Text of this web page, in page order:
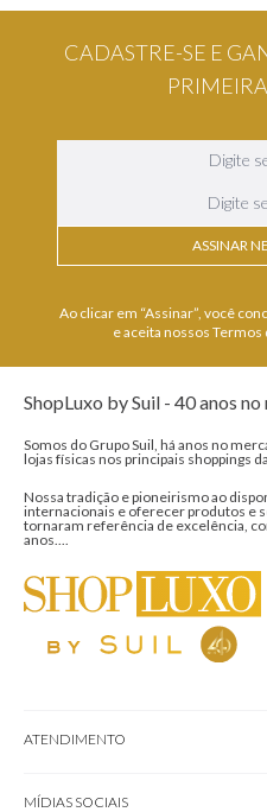
CADASTRE-SE E
ASSINAR
Ao clicar em “Assinar”, você
e aceita nossos Termos
ShopLuxo by Suil - 40 anos
Somos do Grupo Suil, há anos no
lojas físicas nos principais shoppings
Nossa tradição e pioneirismo ao
internacionais e oferecer produtos e
tornaram referência de excelência,
anos....
ATENDIMENTO
MÍDIAS SOCIAIS